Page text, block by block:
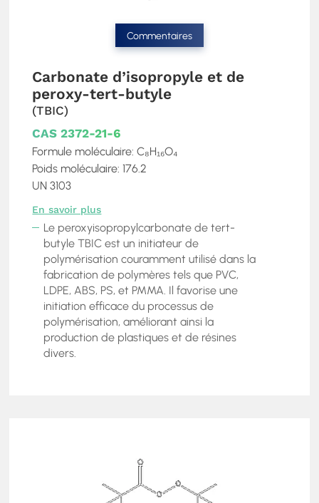
Commentaires
Carbonate d’isopropyle et de
peroxy-tert-butyle
(TBIC)
CAS 2372-21-6
Formule moléculaire: C₈H₁₆O₄
Poids moléculaire: 176.2
UN 3103
En savoir plus
Le peroxyisopropylcarbonate de tert-
butyle TBIC est un initiateur de
polymérisation couramment utilisé dans la
fabrication de polymères tels que PVC,
LDPE, ABS, PS, et PMMA. Il favorise une
initiation efficace du processus de
polymérisation, améliorant ainsi la
production de plastiques et de résines
divers.